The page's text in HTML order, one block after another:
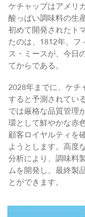
ケチャップはアメリ
酸っぱい調味料の生
初めて開発されたト
たのは、1812年、フ
ス・ミースが、今日
てからである。
2028年までに、ケチ
すると予測されてい
では厳格な品質管理
環として鮮やかな赤
顧客ロイヤルティを
ようとします。高度
分析により、調味料
ムを開発し、最終製
とができます。